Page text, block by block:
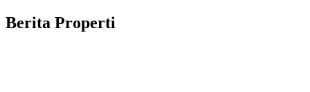
Berita Properti